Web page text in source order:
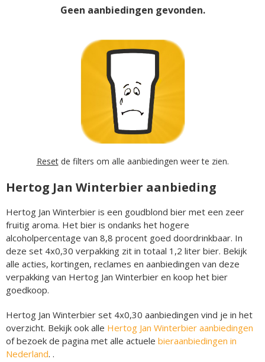
Geen aanbiedingen gevonden.
Resetde filters om alle aanbiedingen weer te zien.
Hertog Jan Winterbier aanbieding
Hertog Jan Winterbier is een goudblond bier met een zeer
fruitig aroma. Het bier is ondanks het hogere
alcoholpercentage van 8,8 procent goed doordrinkbaar. In
deze set 4x0,30 verpakking zit in totaal 1,2 liter bier. Bekijk
alle acties, kortingen, reclames en aanbiedingen van deze
verpakking van Hertog Jan Winterbier en koop het bier
goedkoop.
Hertog Jan Winterbier set 4x0,30 aanbiedingen vind je in het
overzicht. Bekijk ook alle Hertog Jan Winterbier aanbiedingen
of bezoek de pagina met alle actuele bieraanbiedingen in
Nederland. .